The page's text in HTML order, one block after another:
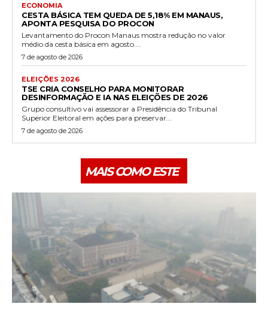
ECONOMIA
CESTA BÁSICA TEM QUEDA DE 5,18% EM MANAUS,
APONTA PESQUISA DO PROCON
Levantamento do Procon Manaus mostra redução no valor
médio da cesta básica em agosto....
7 de agosto de 2026
ELEIÇÕES 2026
TSE CRIA CONSELHO PARA MONITORAR
DESINFORMAÇÃO E IA NAS ELEIÇÕES DE 2026
Grupo consultivo vai assessorar a Presidência do Tribunal
Superior Eleitoral em ações para preservar...
7 de agosto de 2026
MAIS COMO ESTE